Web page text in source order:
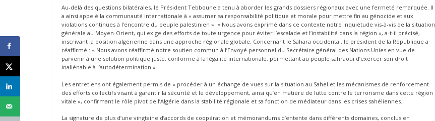
Au-delà des questions bilatérales, le Président Tebboune a tenu à aborder les grands dossiers régionaux avec une fermeté remarquée. Il
a ainsi appelé la communauté internationale à « assumer sa responsabilité politique et morale pour mettre fin au génocide et aux
violations continues à l’encontre du peuple palestinien ». « Nous avons exprimé dans ce contexte notre inquiétude vis-à-vis de la situation
générale au Moyen-Orient, qui exige des efforts de toute urgence pour éviter l’escalade et l’instabilité dans la région », a-t-il précisé,
inscrivant la position algérienne dans une approche régionale globale. Concernant le Sahara occidental, le président de la République a
réaffirmé : « Nous avons réaffirmé notre soutien commun à l’Envoyé personnel du Secrétaire général des Nations Unies en vue de
parvenir à une solution politique juste, conforme à la légalité internationale, permettant au peuple sahraoui d’exercer son droit
inaliénable à l’autodétermination ».
Les entretiens ont également permis de « procéder à un échange de vues sur la situation au Sahel et les mécanismes de renforcement
des efforts collectifs visant à garantir la sécurité et le développement, ainsi qu’en matière de lutte contre le terrorisme dans cette région
vitale », confirmant le rôle pivot de l’Algérie dans la stabilité régionale et sa fonction de médiateur dans les crises sahéliennes.
La signature de plus d’une vingtaine d’accords de coopération et mémorandums d’entente dans différents domaines, conclus en